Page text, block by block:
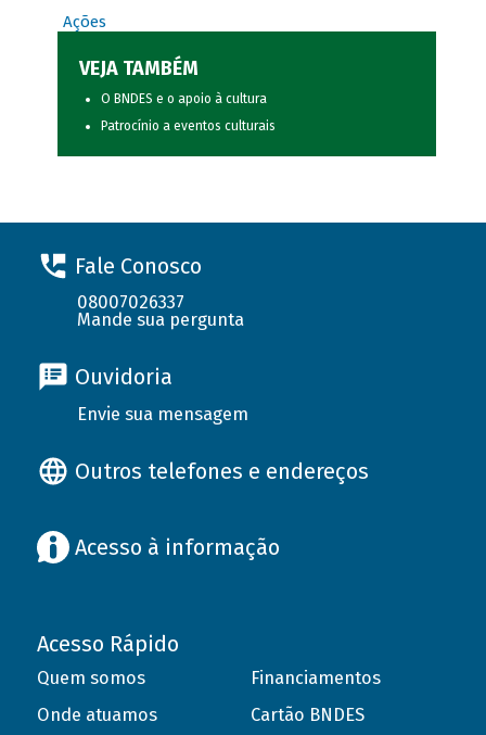
Ações
VEJA TAMBÉM
O BNDES e o apoio à cultura
Patrocínio a eventos culturais
Fale Conosco
08007026337
Mande sua pergunta
Ouvidoria
Envie sua mensagem
Outros telefones e endereços
Acesso à informação
Acesso Rápido
Quem somos
Onde atuamos
Financiamentos
Cartão BNDES